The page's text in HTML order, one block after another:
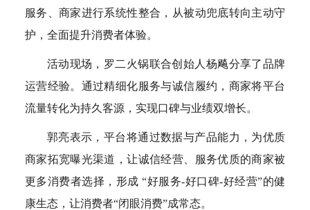
服务、商家进行系统性整合，从被动兜底转向主动守
护，全面提升消费者体验。
活动现场，罗二火锅联合创始人杨飚分享了品牌
运营经验。通过精细化服务与诚信履约，商家将平台
流量转化为持久客源，实现口碑与业绩双增长。
郭亮表示，平台将通过数据与产品能力，为优质
商家拓宽曝光渠道，让诚信经营、服务优质的商家被
更多消费者选择，形成 “好服务-好口碑-好经营”的健
康生态，让消费者“闭眼消费”成常态。